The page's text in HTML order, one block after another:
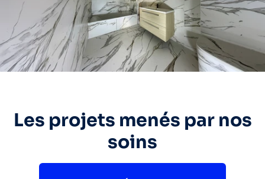
Les projets menés par nos
soins